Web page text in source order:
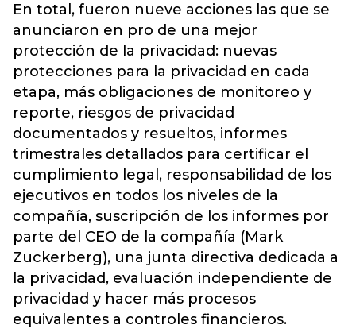
En total, fueron nueve acciones las que se
anunciaron en pro de una mejor
protección de la privacidad: nuevas
protecciones para la privacidad en cada
etapa, más obligaciones de monitoreo y
reporte, riesgos de privacidad
documentados y resueltos, informes
trimestrales detallados para certificar el
cumplimiento legal, responsabilidad de los
ejecutivos en todos los niveles de la
compañía, suscripción de los informes por
parte del CEO de la compañía (Mark
Zuckerberg), una junta directiva dedicada a
la privacidad, evaluación independiente de
privacidad y hacer más procesos
equivalentes a controles financieros.